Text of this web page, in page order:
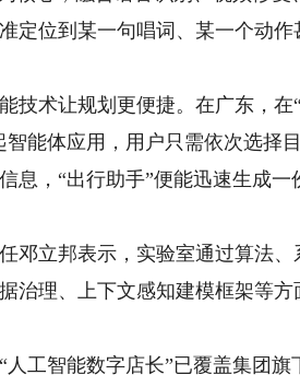
定位到某一句唱词、某一个动
术让规划更便捷。在广东，在
能体应用，用户只需依次选择
息，“出行助手”便能迅速生成
立邦表示，实验室通过算法、
治理、上下文感知建模框架等
智能数字店长”已覆盖集团旗